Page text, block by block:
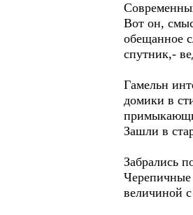
Вот он,
обещанное
спутник,-
Гамельн
домики в
Зашли в
Забрались
величиной